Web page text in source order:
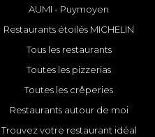
AUMI - Puymoyen
Restaurants étoilés MICHELIN
Tous les restaurants
Toutes les pizzerias
Toutes les crêperies
Restaurants autour de moi
Trouvez votre restaurant idéal